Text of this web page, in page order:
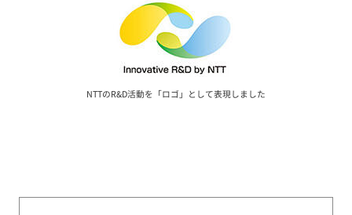
NTTのR&D活動を「ロゴ」として表現しました